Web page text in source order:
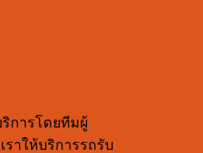
การโดยทีมผู้
าให้บริการรถรับ